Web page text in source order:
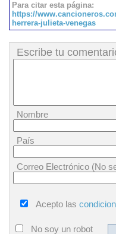
Para citar esta página:
https://
herrera-julieta-venegas
Escribe tu
Nombre
País
Correo Electrónico (No
Acepto las
No soy un robot